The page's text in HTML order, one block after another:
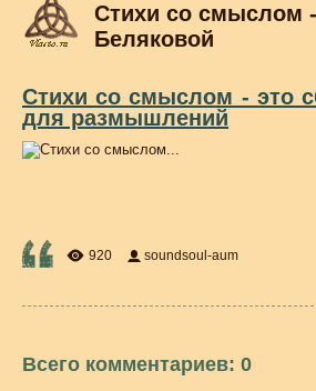
Стихи со смыслом
Беляковой
Стихи со смыслом - это
для размышлений
920 soundsoul-aum
Всего комментариев: 0